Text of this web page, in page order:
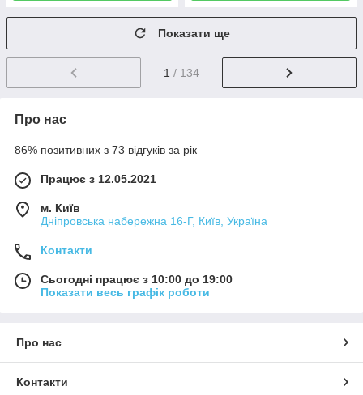
Показати ще
1 / 134
Про нас
86% позитивних з 73 відгуків за рік
Працює з 12.05.2021
м. Київ
Дніпровська набережна 16-Г, Київ, Україна
Контакти
Сьогодні працює з 10:00 до 19:00
Показати весь графік роботи
Про нас
Контакти